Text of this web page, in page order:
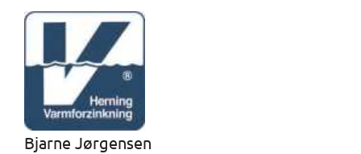
Bjarne Jørgensen